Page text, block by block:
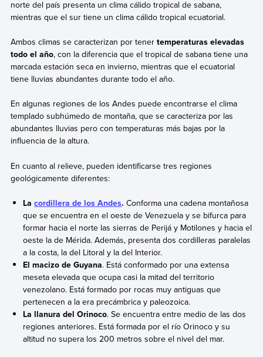
norte del país presenta un clima cálido tropical de sabana,
mientras que el sur tiene un clima cálido tropical ecuatorial.
Ambos climas se caracterizan por tener temperaturas elevadas
todo el año, con la diferencia que el tropical de sabana tiene una
marcada estación seca en invierno, mientras que el ecuatorial
tiene lluvias abundantes durante todo el año.
En algunas regiones de los Andes puede encontrarse el clima
templado subhúmedo de montaña, que se caracteriza por las
abundantes lluvias pero con temperaturas más bajas por la
influencia de la altura.
En cuanto al relieve, pueden identificarse tres regiones
geológicamente diferentes:
Lacordillera de los Andes. Conforma una cadena montañosa
que se encuentra en el oeste de Venezuela y se bifurca para
formar hacia el norte las sierras de Perijá y Motilones y hacia el
oeste la de Mérida. Además, presenta dos cordilleras paralelas
a la costa, la del Litoral y la del Interior.
El macizo de Guyana. Está conformado por una extensa
meseta elevada que ocupa casi la mitad del territorio
venezolano. Está formado por rocas muy antiguas que
pertenecen a la era precámbrica y paleozoica.
La llanura del Orinoco. Se encuentra entre medio de las dos
regiones anteriores. Está formada por el río Orinoco y su
altitud no supera los 200 metros sobre el nivel del mar.